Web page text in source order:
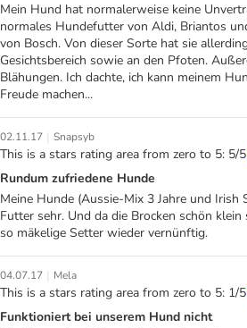
Mein Hund hat normalerweise keine
normales Hundefutter von Aldi, Briantos
von Bosch. Von dieser Sorte hat sie
Gesichtsbereich sowie an den Pfoten.
Blähungen. Ich dachte, ich kann meinem
Freude machen...
02.11.17 | Snapsyb
This is a stars rating area from zero to 5: 5/5
Rundum zufriedene Hunde
Meine Hunde (Aussie-Mix 3 Jahre und Irish
Futter sehr. Und da die Brocken schön
so mäkelige Setter wieder vernünftig.
04.07.17 | Mela
This is a stars rating area from zero to 5: 1/5
Funktioniert bei unserem Hund nicht